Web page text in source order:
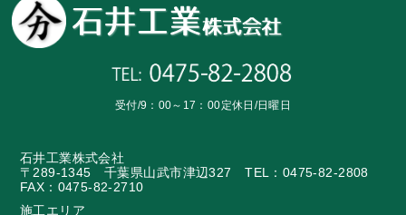
受付/9：00～17：00定休日/日曜日
石井工業株式会社
〒289-1345 千葉県山武市津辺327 TEL：0475-82-2808
FAX：0475-82-2710
施工エリア